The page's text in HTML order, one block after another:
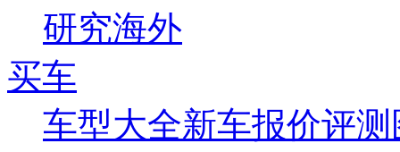
研究海外
买车
车型大全新车报价评测